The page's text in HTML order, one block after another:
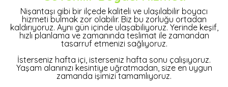
Nişantaşı gibi bir ilçede kaliteli ve ulaşılabilir boyacı
hizmeti bulmak zor olabilir. Biz bu zorluğu ortadan
kaldırıyoruz. Aynı gün içinde ulaşabiliyoruz. Yerinde keşif,
hızlı planlama ve zamanında teslimat ile zamandan
tasarruf etmenizi sağlıyoruz.
İsterseniz hafta içi, isterseniz hafta sonu çalışıyoruz.
Yaşam alanınızı kesintiye uğratmadan, size en uygun
zamanda işimizi tamamlıyoruz.